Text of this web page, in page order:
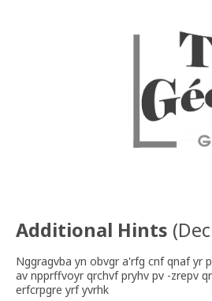
Additional Hints (
Nggragvba yn obvgr a'rfg cnf qnaf yr
av npprffvoyr qrchvf pryhv pv -zrepv qr
erfcrpgre yrf yvrhk